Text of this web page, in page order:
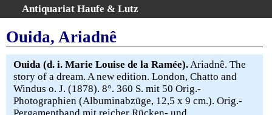
Antiquariat Haufe & Lutz
Home
Gesamtbestand
Erweiterte Suche
Kategorien
Schlagwörter
Ouida, Ariadnê
Ouida (d. i. Marie Louise de la Ramée).Ariadnê. The
story of a dream. A new edition. London, Chatto and
Windus o. J. (1878). 8°. 360 S. mit 50 Orig.-
Photographien (Albuminabzüge, 12,5 x 9 cm.). Orig.-